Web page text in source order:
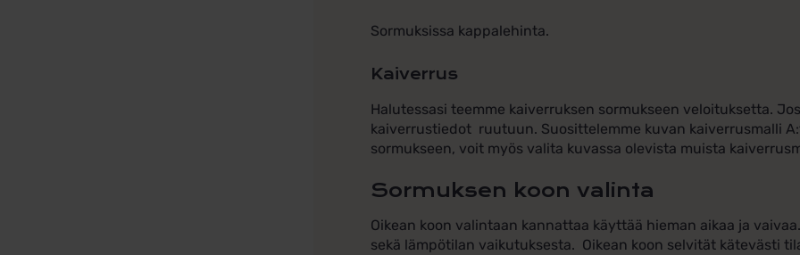
Sormuksissa kappalehinta.
Kaiverrus
Halutessasi teemme kaiverruksen sormukseen veloituksetta.
kaiverrustiedot ruutuun. Suosittelemme kuvan kaiverrusmalli
sormukseen, voit myös valita kuvassa olevista muista
Sormuksen koon valinta
Oikean koon valintaan kannattaa käyttää hieman aikaa ja
sekä lämpötilan vaikutuksesta. Oikean koon selvität kätevästi